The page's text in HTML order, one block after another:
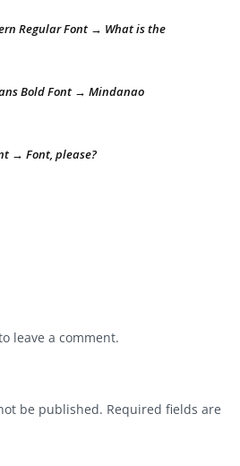
Regular Font → What is the
Bold Font → Mindanao
→ Font, please?
leave a comment.
be published. Required fields are